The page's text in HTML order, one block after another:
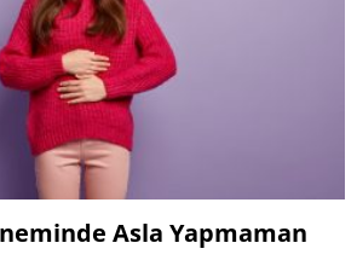
Asla Yapmaman